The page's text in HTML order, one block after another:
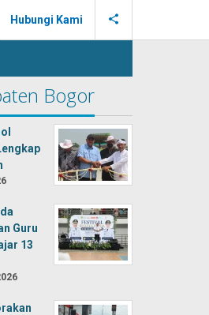
Hubungi Kami
Bogor
Guru
13